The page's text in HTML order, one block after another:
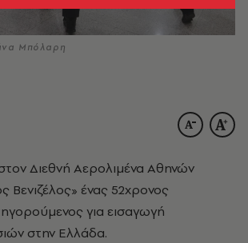
Μπόλαρη
Διεθνή Αερολιμένα Αθηνών
Βενιζέλος» ένας 52χρονος
για εισαγωγή
στην Ελλάδα.